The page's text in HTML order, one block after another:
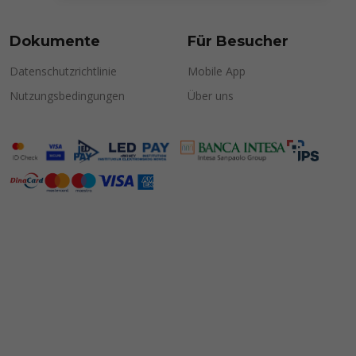
Dokumente
Datenschutzrichtlinie
Nutzungsbedingungen
Für Besucher
Mobile App
Über uns